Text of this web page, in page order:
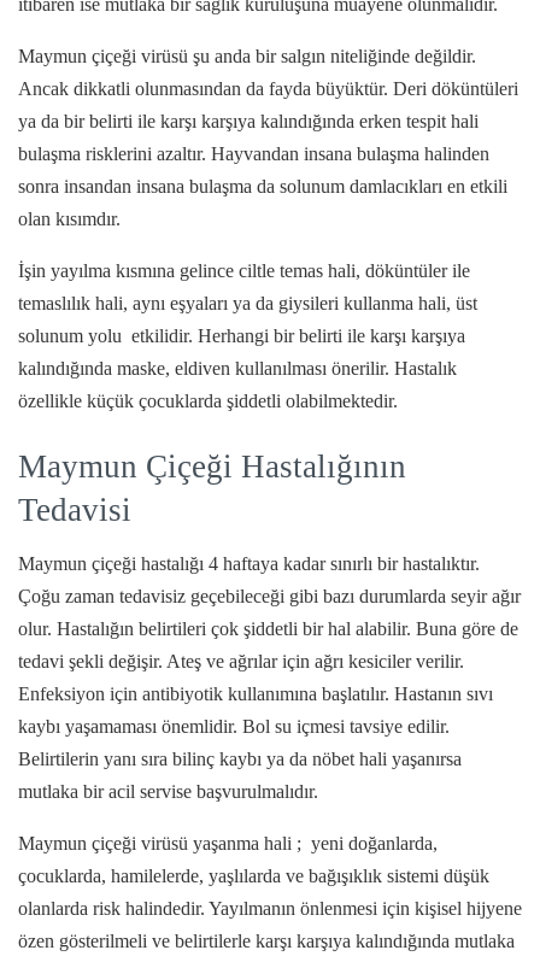
itibaren ise mutlaka bir sağlık kuruluşuna muayene olunmalıdır.
Maymun çiçeği virüsü şu anda bir salgın niteliğinde değildir.
Ancak dikkatli olunmasından da fayda büyüktür. Deri döküntüleri
ya da bir belirti ile karşı karşıya kalındığında erken tespit hali
bulaşma risklerini azaltır. Hayvandan insana bulaşma halinden
sonra insandan insana bulaşma da solunum damlacıkları en etkili
olan kısımdır.
İşin yayılma kısmına gelince ciltle temas hali, döküntüler ile
temaslılık hali, aynı eşyaları ya da giysileri kullanma hali, üst
solunum yolu etkilidir. Herhangi bir belirti ile karşı karşıya
kalındığında maske, eldiven kullanılması önerilir. Hastalık
özellikle küçük çocuklarda şiddetli olabilmektedir.
Maymun Çiçeği Hastalığının
Tedavisi
Maymun çiçeği hastalığı 4 haftaya kadar sınırlı bir hastalıktır.
Çoğu zaman tedavisiz geçebileceği gibi bazı durumlarda seyir ağır
olur. Hastalığın belirtileri çok şiddetli bir hal alabilir. Buna göre de
tedavi şekli değişir. Ateş ve ağrılar için ağrı kesiciler verilir.
Enfeksiyon için antibiyotik kullanımına başlatılır. Hastanın sıvı
kaybı yaşamaması önemlidir. Bol su içmesi tavsiye edilir.
Belirtilerin yanı sıra bilinç kaybı ya da nöbet hali yaşanırsa
mutlaka bir acil servise başvurulmalıdır.
Maymun çiçeği virüsü yaşanma hali ; yeni doğanlarda,
çocuklarda, hamilelerde, yaşlılarda ve bağışıklık sistemi düşük
olanlarda risk halindedir. Yayılmanın önlenmesi için kişisel hijyene
özen gösterilmeli ve belirtilerle karşı karşıya kalındığında mutlaka